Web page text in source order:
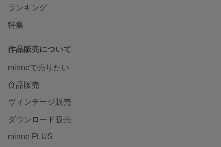
ランキング
特集
作品販売について
minneで売りたい
食品販売
ヴィンテージ販売
ダウンロード販売
minne PLUS